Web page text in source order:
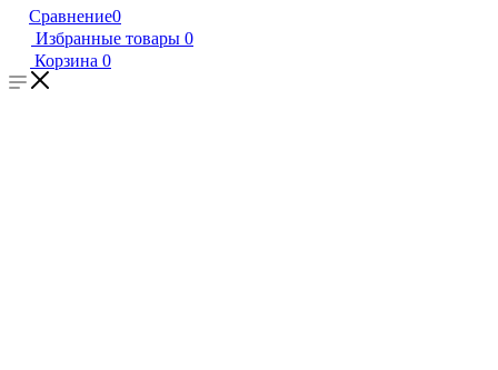
Сравнение0
Избранные товары 0
Корзина 0